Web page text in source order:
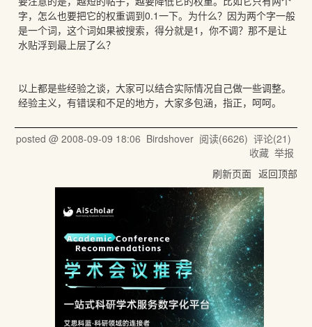
字，怎么也要把它的权重调到0.1一下。为什么？因为两个字一般
是一个词，这个词如果被搜索，得分就是1，你不调？那不是让
水贴浮到最上层了么？
以上都是些经验之谈，大家可以结合实际情况自己做一些调整。
经验主义，有错误和不足的地方，大家多包涵，指正，呵呵。
posted @ 2008-09-09 18:06 Birdshover阅读(6626) 评论(21)
收藏 举报
刷新页面 返回顶部